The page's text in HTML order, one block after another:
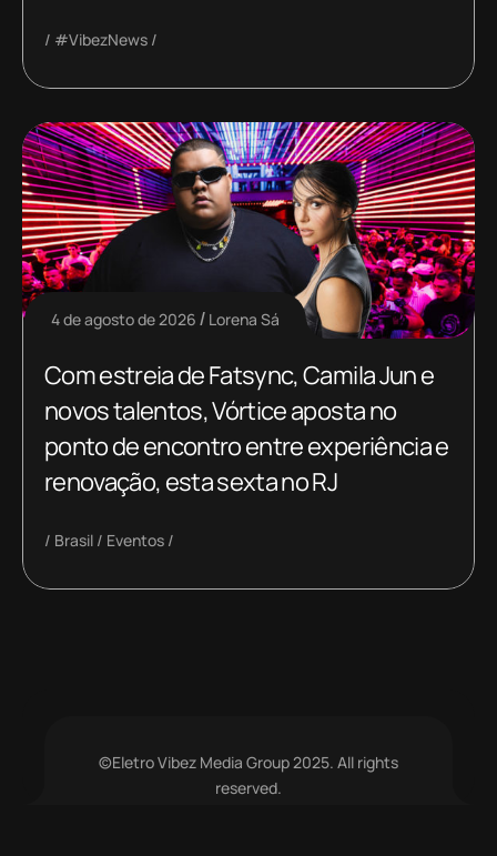
#VibezNews
4 de agosto de 2026 Lorena Sá
Com estreia de Fatsync, Camila Jun e
novos talentos, Vórtice aposta no
ponto de encontro entre experiência e
renovação, esta sexta no RJ
Brasil Eventos
©Eletro Vibez Media Group 2025. All rights
reserved.